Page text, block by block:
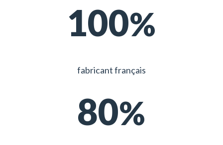
100
fabricant français
80